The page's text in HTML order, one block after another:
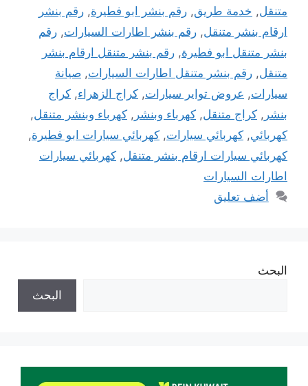
متنقل, خدمة طريق, رقم بنشر ابو فطيرة, رقم بنشر
ارقام بنشر متنقل, رقم بنشر اطارات السيارات, رقم
بنشر متنقل ابو فطيرة, رقم بنشر متنقل ارقام بنشر
متنقل, رقم بنشر متنقل اطارات السيارات, صيانة
سيارات, عروض تواير سيارات, كراج الزهراء, كراج
بنشر , كراج متنقل, كهرباء وبنشر , كهرباء وبنشر متنقل,
كهربائي, كهربائي سيارات, كهربائي سيارات ابو فطيرة,
كهربائي سيارات ارقام بنشر متنقل, كهربائي سيارات
اطارات السيارات
أضف تعليق
البحث
البحث